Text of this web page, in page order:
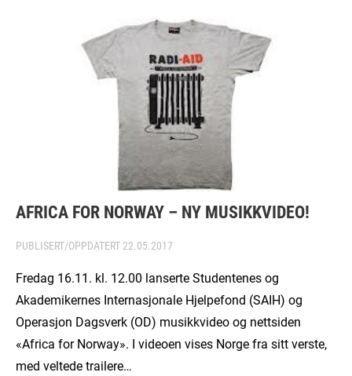
AFRICA FOR NORWAY – NY MUSIKKVIDEO!
PUBLISERT/OPPDATERT 22.05.2017
Fredag 16.11. kl. 12.00 lanserte Studentenes og
Akademikernes Internasjonale Hjelpefond (SAIH) og
Operasjon Dagsverk (OD) musikkvideo og nettsiden
«Africa for Norway». I videoen vises Norge fra sitt verste,
med veltede trailere…